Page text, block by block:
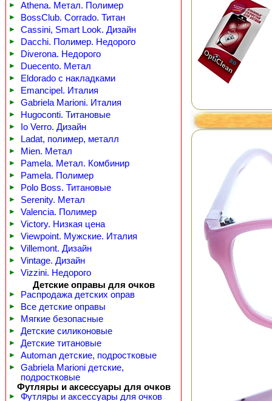
► Athena. Метал. Полимер
► BossClub. Corrado. Титан
► Cassini, Smart Look. Дизайн
► Dacchi. Полимер. Недорого
► Diverona. Недорого
► Duecento. Метал
► Eldorado с накладками
► Emancipel. Италия
► Gabriela Marioni. Италия
► Hugoconti. Титановые
► Io Verro. Дизайн
► Ladat, полимер, металл
► Mien. Метал
► Pamela. Метал. Комбинир
► Pamela. Полимер
► Polo Boss. Титановые
► Serenity. Метал
► Valencia. Полимер
► Victory. Низкая цена
► Viewpoint. Мужские. Италия
► Villemont. Дизайн
► Vintage. Дизайн
►
Vizzini. Недорого
Детские оправы для очков
► Распродажа детских оправ
► Все детские оправы
► Мягкие безопасные
► Детские силиконовые
► Детские титановые
► Automan детские, подростковые
►
Gabriela Marioni детские,
подростковые
Футляры и аксессуары для очков
►
Футляры и аксессуары для очков